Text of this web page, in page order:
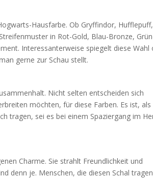
Hausfarbe. Ob Gryffindor, Hufflepuff,
in Rot-Gold, Blau-Bronze,
Interessanterweise spiegelt diese Wahl
gerne zur Schau stellt.
Nicht selten entscheiden sich
möchten, für diese Farben. Es ist, als
tragen, sei es bei einem Spaziergang im
Charme. Sie strahlt Freundlichkeit und
denn je. Menschen, die diesen Schal